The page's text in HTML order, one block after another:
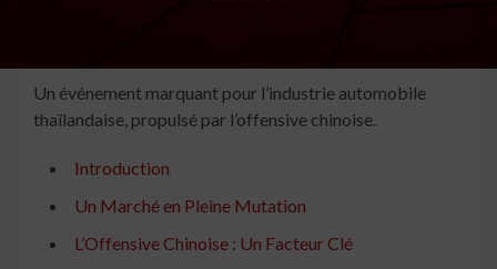
Un événement marquant pour l’industrie automobile
thaïlandaise, propulsé par l’offensive chinoise.
Introduction
Un Marché en Pleine Mutation
L’Offensive Chinoise : Un Facteur Clé